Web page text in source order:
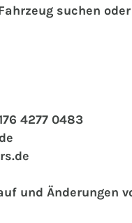
suchen
4277 0483
und Änderungen